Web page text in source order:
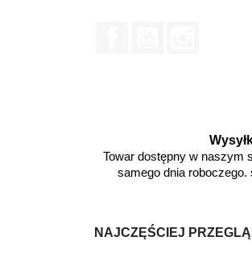
Towar dostępny w naszym
samego dnia roboczego.
NAJCZĘŚCIEJ